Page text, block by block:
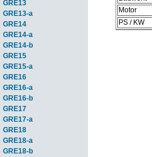
GRE13
GRE13-a
GRE14
GRE14-a
GRE14-b
GRE15
GRE15-a
GRE16
GRE16-a
GRE16-b
GRE17
GRE17-a
GRE18
GRE18-a
GRE18-b
Motor
PS / KW